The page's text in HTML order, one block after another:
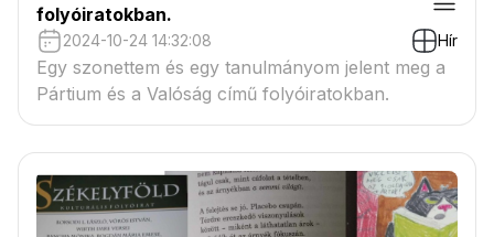
folyóiratokban.
2024-10-24 14:32:08 Hír
Egy szonettem és egy tanulmányom jelent meg a
Pártium és a Valóság című folyóiratokban.